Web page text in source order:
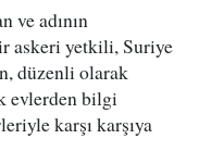
ve adının
askeri yetkili, Suriye
düzenli olarak
evlerden bilgi
karşı karşıya